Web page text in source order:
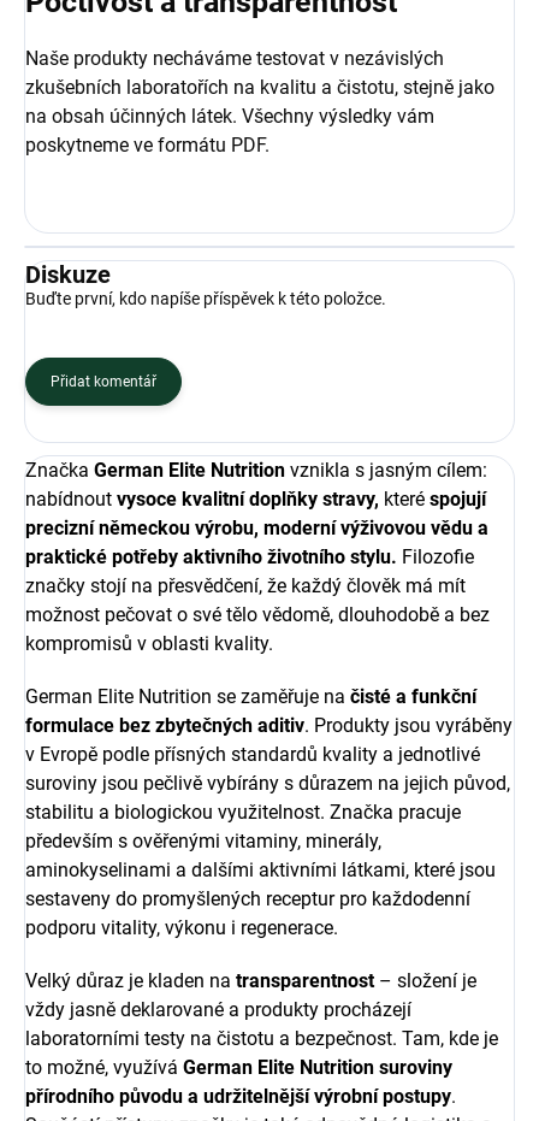
Naše produkty necháváme testovat v nezávislých
zkušebních laboratořích na kvalitu a čistotu, stejně jako
na obsah účinných látek. Všechny výsledky vám
poskytneme ve formátu PDF.
Diskuze
Buďte první, kdo napíše příspěvek k této položce.
Přidat komentář
Značka German Elite Nutrition vznikla s jasným cílem:
nabídnout vysoce kvalitní doplňky stravy, které spojují
precizní německou výrobu, moderní výživovou vědu a
praktické potřeby aktivního životního stylu. Filozofie
značky stojí na přesvědčení, že každý člověk má mít
možnost pečovat o své tělo vědomě, dlouhodobě a bez
kompromisů v oblasti kvality.
German Elite Nutrition se zaměřuje na čisté a funkční
formulace bez zbytečných aditiv. Produkty jsou vyráběny
v Evropě podle přísných standardů kvality a jednotlivé
suroviny jsou pečlivě vybírány s důrazem na jejich původ,
stabilitu a biologickou využitelnost. Značka pracuje
především s ověřenými vitaminy, minerály,
aminokyselinami a dalšími aktivními látkami, které jsou
sestaveny do promyšlených receptur pro každodenní
podporu vitality, výkonu i regenerace.
Velký důraz je kladen na transparentnost– složení je
vždy jasně deklarované a produkty procházejí
laboratorními testy na čistotu a bezpečnost. Tam, kde je
to možné, využívá German Elite Nutrition suroviny
přírodního původu a udržitelnější výrobní postupy.